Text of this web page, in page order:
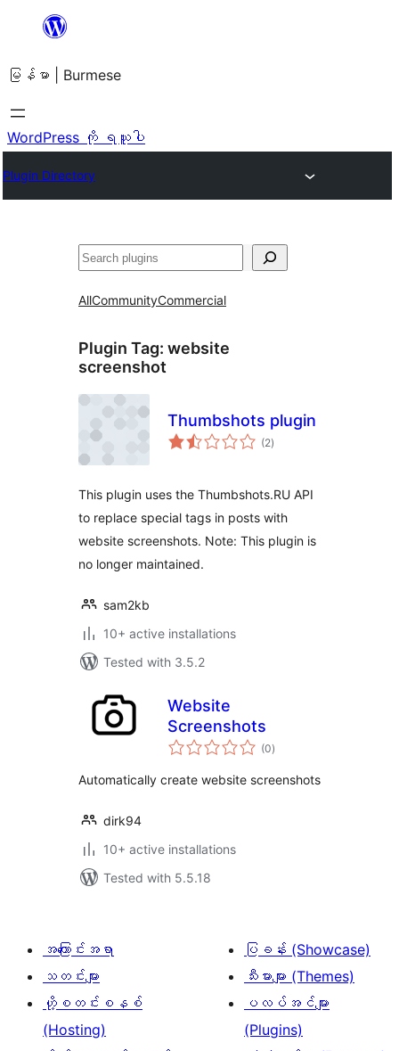
အကြောင်းအရာ
ကျော်သွား
ရန်
မြန်မာ | Burmese
WordPress ကို ရယူပါ
Plugin Directory
ရှာ
AllCommunityCommercial
Plugin Tag: website
screenshot
Thumbshots plugin
(2total
ratings
)
This plugin uses the Thumbshots.RU API
to replace special tags in posts with
website screenshots. Note: This plugin is
no longer maintained.
sam2kb
10+ active installations
Tested with 3.5.2
Website
Screenshots
(0total
ratings
)
Automatically create website screenshots
dirk94
10+ active installations
Tested with 5.5.18
အကြောင်းအရာ
သတင်းများ
ဟို့စတင်းစနစ်
(Hosting)
ပြခန်း (Showcase)
သီးမားများ (Themes)
ပလပ်အင်များ
(Plugins)